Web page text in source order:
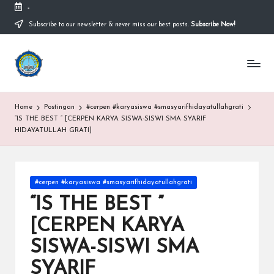
content
-
Subscribe to our newsletter & never miss our best posts. Subscribe Now!
S
M
A
S
y
id
Sekolah
Nasional
Ahlussunnah
Wal
Home Postingan
#cerpen #karyasiswa #smasyarifhidayatullahgrati
“IS THE BEST ” [CERPEN KARYA SISWA-SISWI SMA SYARIF
HIDAYATULLAH GRATI]
Posted
in
#cerpen #karyasiswa #smasyarifhidayatullahgrati
“IS THE BEST ”
[CERPEN KARYA
SISWA-SISWI SMA
SYARIF